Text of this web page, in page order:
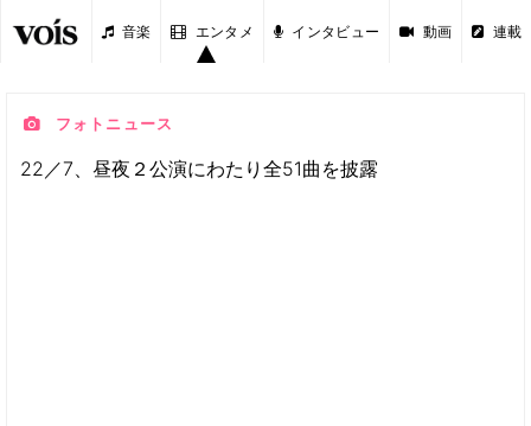
音楽 エンタメ インタビュー 動画 連載
フォトニュース
22／7、昼夜２公演にわたり全51曲を披露